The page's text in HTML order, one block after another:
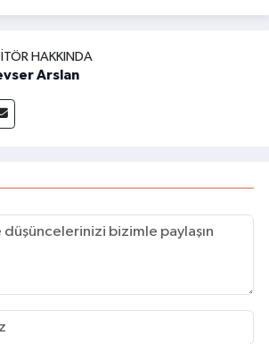
HAKKINDA
Arslan